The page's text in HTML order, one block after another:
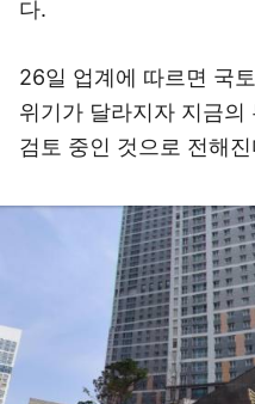
다.
26일 업계에 따르면 국
위기가 달라지자 지금의
검토 중인 것으로 전해진